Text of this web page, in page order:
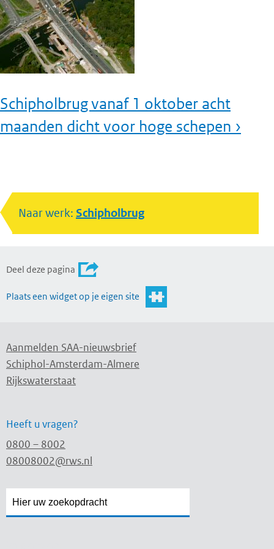
Schipholbrug vanaf 1 oktober acht
maanden dicht voor hoge schepen ›
Naar werk: Schipholbrug
Deel deze pagina
Plaats een widget op je eigen site
Aanmelden SAA-nieuwsbrief
Schiphol-Amsterdam-Almere
Rijkswaterstaat
Heeft u vragen?
0800 – 8002
08008002@rws.nl